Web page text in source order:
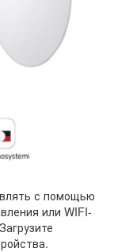
с помощью
или WIFI-